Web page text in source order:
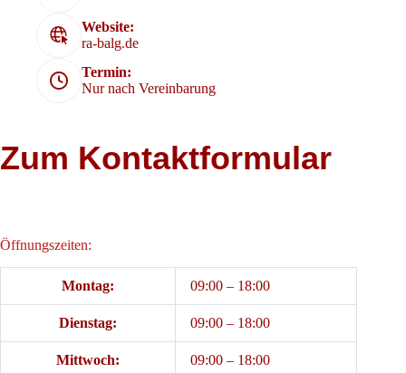
Website:
ra-balg.de
Termin:
Nur nach Vereinbarung
Zum Kontaktformular
Öffnungszeiten:
Montag: 09:00 – 18:00
Dienstag: 09:00 – 18:00
Mittwoch: 09:00 – 18:00